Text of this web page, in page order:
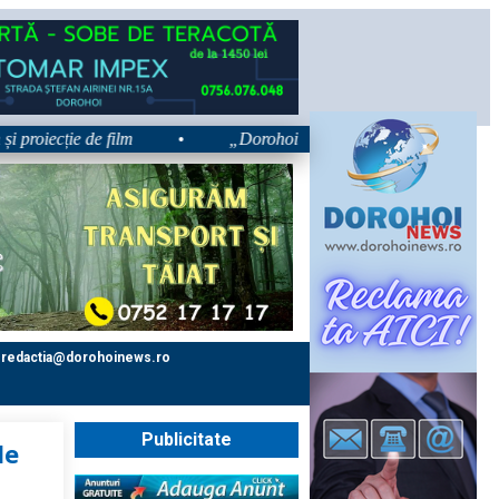
de film • „Dorohoiul, în Sărbătoare!” – trei zile
redactia@dorohoinews.ro
Publicitate